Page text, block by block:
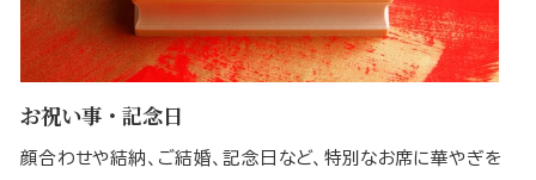
お祝い事・記念日
顔合わせや結納、ご結婚、記念日など、特別なお席に華やぎを